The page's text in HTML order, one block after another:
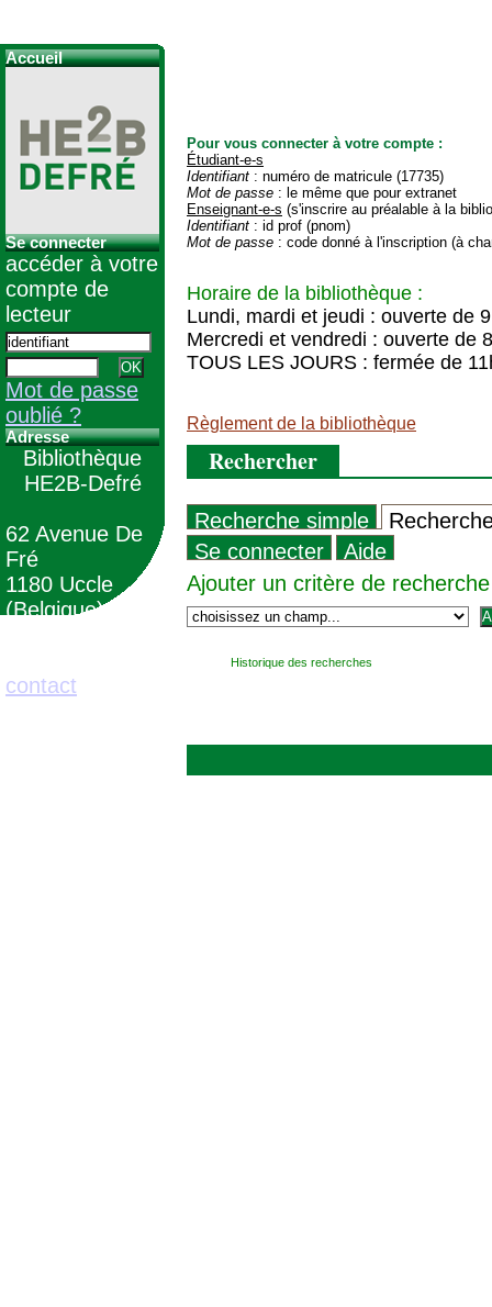
Pour vous connecter à votre compte :
Étudiant-e-s
Identifiant : numéro de matricule (17735)
Mot de passe : le même que pour extranet
Enseignant-e-s (s'inscrire au préalable à la
Identifiant : id prof (pnom)
Mot de passe : code donné à l'inscription (à
Horaire de la bibliothèque :
Lundi, mardi et jeudi : ouverte de
Mercredi et vendredi : ouverte de
TOUS LES JOURS : fermée de
Règlement de la bibliothèque
Rechercher
Recherche simple
Se connecter
Aide
Ajouter un critère de
Historique des recherches
Accueil
Se connecter
accéder à votre
compte de
lecteur
Mot de passe
oublié ?
Adresse
Bibliothèque
HE2B-Defré
62 Avenue De
Fré
1180 Uccle
(Belgique)
contact